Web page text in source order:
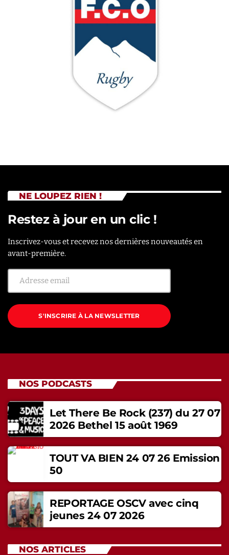
NE LOUPEZ RIEN !
Restez à jour en un clic !
Inscrivez-vous et recevez nos dernières nouveautés en
avant-première.
S'INSCRIRE À LA NEWSLETTER
NOS PODCASTS
Let There Be Rock (237) du 27 07
2026 Bethel 15 août 1969
TOUT VA BIEN 24 07 26 Emission
50
REPORTAGE OSCV avec cinq
jeunes 24 07 2026
NOS ARTICLES